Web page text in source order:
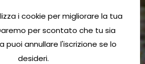
i cookie per migliorare la tua
per scontato che tu sia
puoi annullare l'iscrizione se lo
desideri.